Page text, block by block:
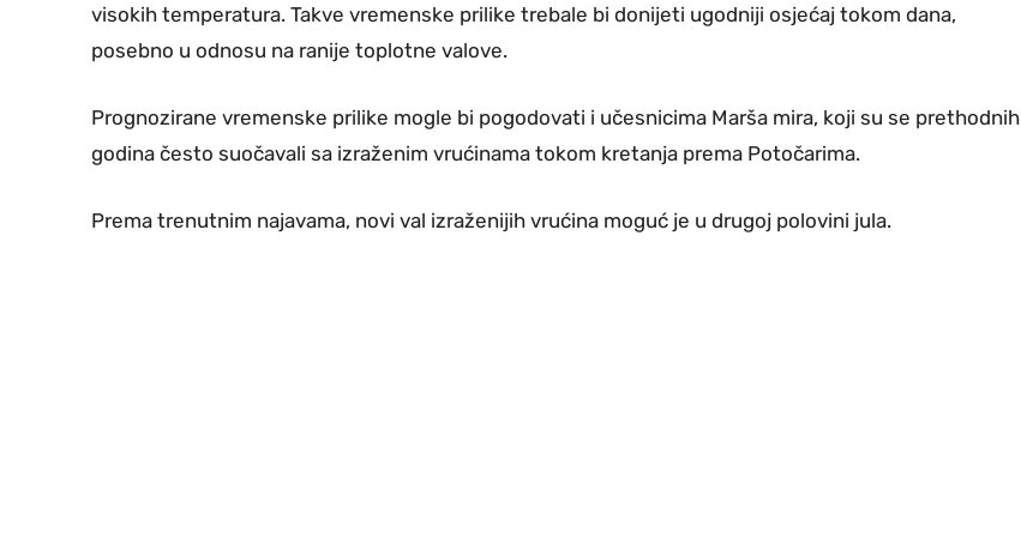
visokih temperatura. Takve vremenske prilike trebale bi donijeti ugodniji osjećaj tokom dana,
posebno u odnosu na ranije toplotne valove.
Prognozirane vremenske prilike mogle bi pogodovati i učesnicima Marša mira, koji su se prethodnih
godina često suočavali sa izraženim vrućinama tokom kretanja prema Potočarima.
Prema trenutnim najavama, novi val izraženijih vrućina moguć je u drugoj polovini jula.